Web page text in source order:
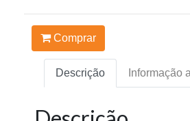
Comprar
Descrição Informação